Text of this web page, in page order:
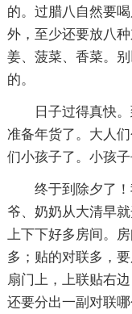
的。过腊八自然要
外，至少还要放八
姜、菠菜、香菜。
的。
日子过得真快
准备年货了。大人
们小孩子了。小孩
终于到除夕了
爷、奶奶从大清早
上下下好多房间。
多；贴的对联多，
扇门上，上联贴右
还要分出一副对联